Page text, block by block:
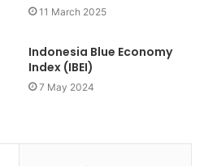
11 March 2025
Indonesia Blue Economy
Index (IBEI)
7 May 2024